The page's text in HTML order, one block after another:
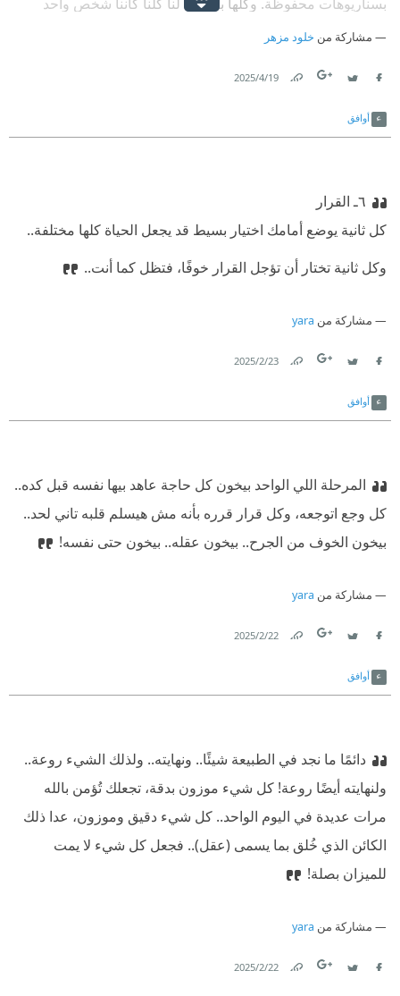
المشكلة ـ أو العبقرية ـ إن ربنا خلق الدواير دي أوسع مما يمكن
تفاصيلها. يمكن عشان كده ربنا خلقنا بننسى.
مشاركة من خلود مزهر
19‏/4‏/2025
أوافق
‫٦ـ القرار
‫كل ثانية يوضع أمامك اختيار بسيط قد يجعل الحياة كلها مختلفة..‏
‫وكل ثانية تختار أن تؤجل القرار خوفًا، فتظل كما أنت..‏
مشاركة من yara
23‏/2‏/2025
أوافق
المرحلة اللي الواحد بيخون كل حاجة عاهد بيها نفسه قبل كده..
كل وجع اتوجعه، وكل قرار قرره بأنه مش هيسلم قلبه تاني لحد..
بيخون الخوف من الجرح.. بيخون عقله.. بيخون حتى نفسه!
مشاركة من yara
22‏/2‏/2025
أوافق
دائمًا ما نجد في الطبيعة شيئًا.. ونهايته.. ولذلك الشيء روعة..
ولنهايته أيضًا روعة! كل شيء موزون بدقة، تجعلك تُؤمن بالله
مرات عديدة في اليوم الواحد.. كل شيء دقيق وموزون، عدا ذلك
الكائن الذي خُلق بما يسمى (عقل).. فجعل كل شيء لا يمت
للميزان بصلة!
مشاركة من yara
22‏/2‏/2025